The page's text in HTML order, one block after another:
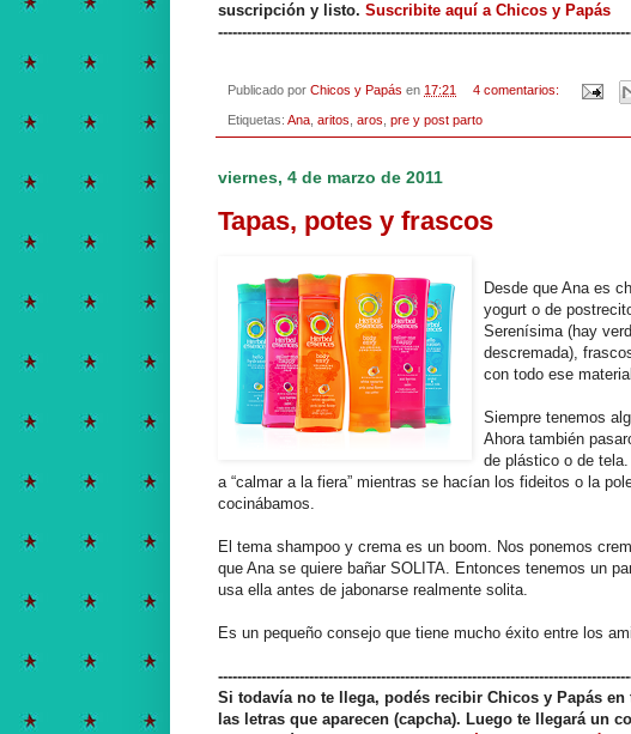
suscripción y listo. Suscribite aquí a Chicos y Papás
Publicado por Chicos y Papás en 17:21 4 comentarios:
Etiquetas: Ana aritos aros pre y post parto
viernes, 4 de marzo de 2011
Tapas, potes y frascos
Desde que Ana es
yogurt o de
Serenísima (hay
descremada),
con todo ese
Siempre tenemos
Ahora también
de plástico o de
a “calmar a la fiera” mientras se hacían los fideitos o la
cocinábamos.
El tema shampoo y crema es un boom. Nos ponemos
que Ana se quiere bañar SOLITA. Entonces tenemos un
usa ella antes de jabonarse realmente solita.
Es un pequeño consejo que tiene mucho éxito entre los
Si todavía no te llega, podés recibir Chicos y Papás
las letras que aparecen (capcha). Luego te llegará un